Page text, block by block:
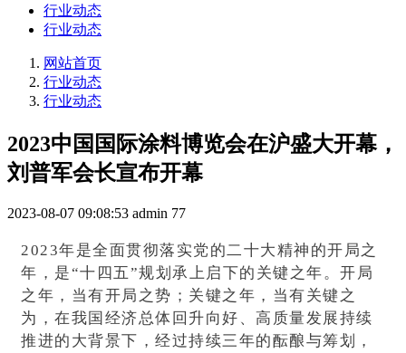
行业动态
行业动态
网站首页
行业动态
行业动态
2023中国国际涂料博览会在沪盛大开幕，
刘普军会长宣布开幕
2023-08-07 09:08:53 admin 77
2023年是全面贯彻落实党的二十大精神的开局之
年，是“十四五”规划承上启下的关键之年。开局
之年，当有开局之势；关键之年，当有关键之
为，在我国经济总体回升向好、高质量发展持续
推进的大背景下，经过持续三年的酝酿与筹划，